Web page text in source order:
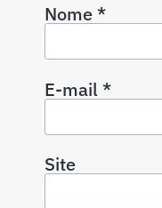
Nome*
E-mail*
Site